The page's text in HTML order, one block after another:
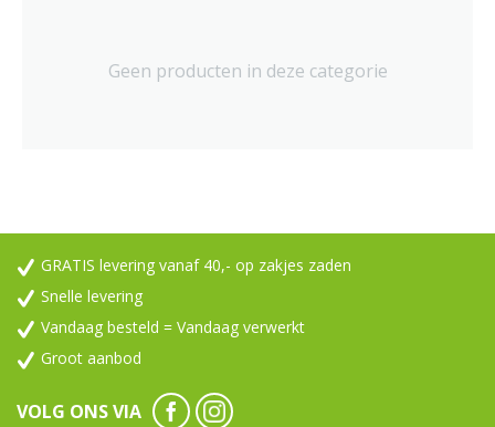
Geen producten in deze categorie
GRATIS levering vanaf 40,- op zakjes zaden
Snelle levering
Vandaag besteld = Vandaag verwerkt
Groot aanbod
VOLG ONS VIA